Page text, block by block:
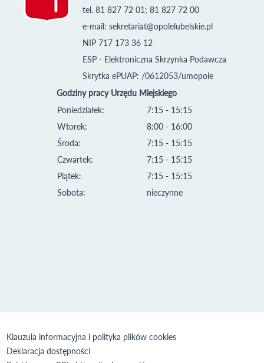
tel. 81 827 72 01; 81 827 72 00
e-mail: sekretariat@opolelubelskie.pl
NIP 717 173 36 12
ESP - Elektroniczna Skrzynka Podawcza
Skrytka ePUAP: /0612053/umopole
Godziny pracy Urzędu Miejskiego
Poniedziałek:
Wtorek:
Środa:
Czwartek:
Piątek:
Sobota:
7:15 - 15:15
8:00 - 16:00
7:15 - 15:15
7:15 - 15:15
7:15 - 15:15
nieczynne
Klauzula informacyjna i polityka plików cookies
Deklaracja dostępności